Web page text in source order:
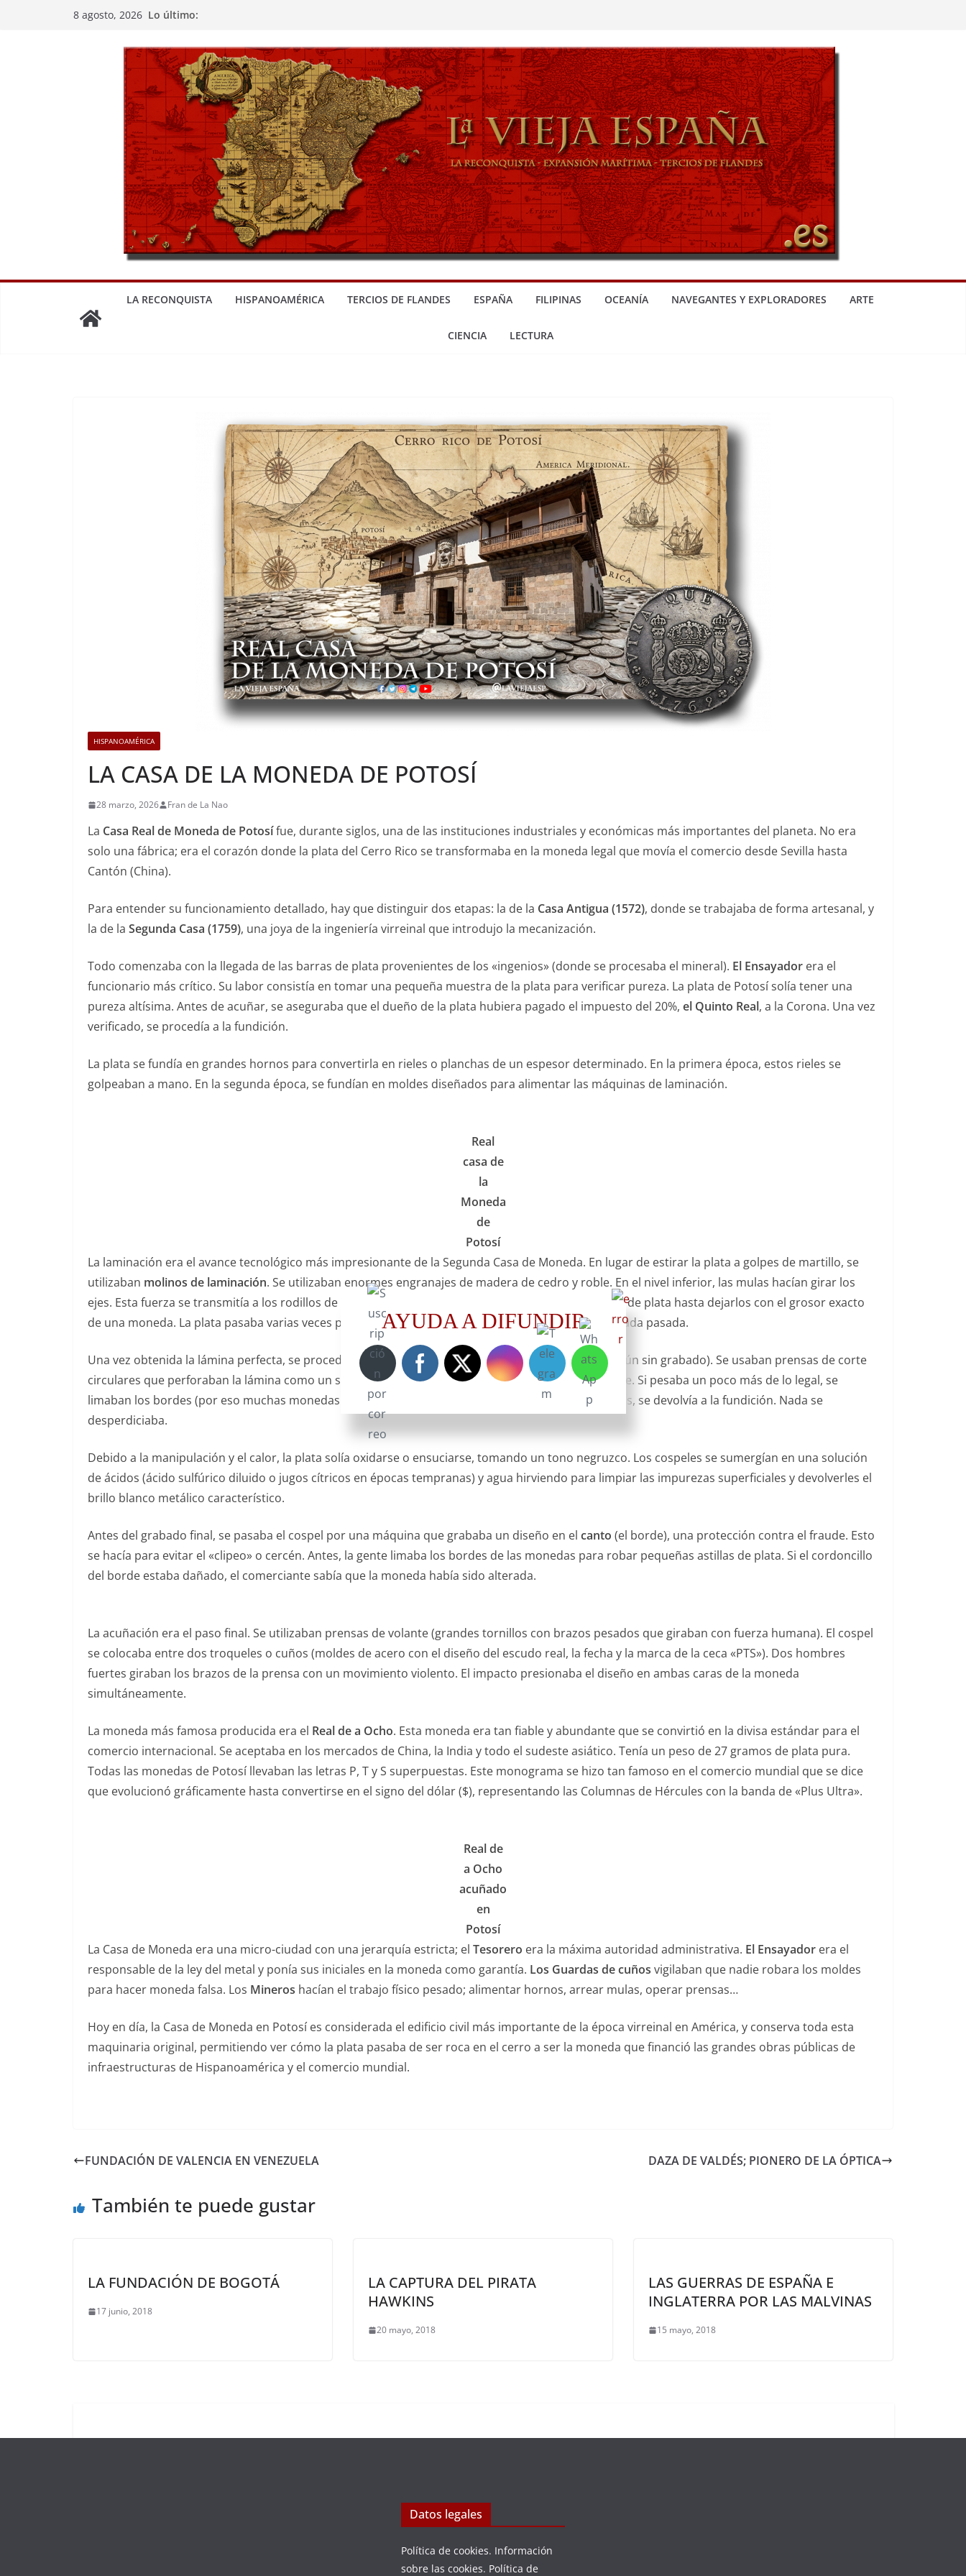
8 agosto, 2026 Lo último:
LA RECONQUISTA HISPANOAMÉRICA TERCIOS DE FLANDES ESPAÑA FILIPINAS OCEANÍA NAVEGANTES Y EXPLORADORES ARTE
CIENCIA LECTURA
HISPANOAMÉRICA
LA CASA DE LA MONEDA DE POTOSÍ
28 marzo, 2026 Fran de La Nao
La Casa Real de Moneda de Potosífue, durante siglos, una de las instituciones industriales y económicas más importantes del planeta. No era
solo una fábrica; era el corazón donde la plata del Cerro Rico se transformaba en la moneda legal que movía el comercio desde Sevilla hasta
Cantón (China).
Para entender su funcionamiento detallado, hay que distinguir dos etapas: la de la Casa Antigua (1572), donde se trabajaba de forma artesanal, y
la de la Segunda Casa (1759), una joya de la ingeniería virreinal que introdujo la mecanización.
Todo comenzaba con la llegada de las barras de plata provenientes de los «ingenios» (donde se procesaba el mineral). El Ensayador era el
funcionario más crítico. Su labor consistía en tomar una pequeña muestra de la plata para verificar pureza. La plata de Potosí solía tener una
pureza altísima. Antes de acuñar, se aseguraba que el dueño de la plata hubiera pagado el impuesto del 20%, el Quinto Real, a la Corona. Una vez
verificado, se procedía a la fundición.
La plata se fundía en grandes hornos para convertirla en rieles o planchas de un espesor determinado. En la primera época, estos rieles se
golpeaban a mano. En la segunda época, se fundían en moldes diseñados para alimentar las máquinas de laminación.
Real
casa de
la
Moneda
de
Potosí
La laminación era el avance tecnológico más impresionante de la Segunda Casa de Moneda. En lugar de estirar la plata a golpes de martillo, se
utilizaban molinos de laminación. Se utilizaban enormes engranajes de madera de cedro y roble. En el nivel inferior, las mulas hacían girar los
ejes. Esta fuerza se transmitía a los rodillos de acero en el nivel superior, que comprimían los rieles de plata hasta dejarlos con el grosor exacto
de una moneda. La plata pasaba varias veces por los rodillos, volviéndose más delgada y larga en cada pasada.
Una vez obtenida la lámina perfecta, se procedía al corte de los cospeles (los discos de metal liso, aún sin grabado). Se usaban prensas de corte
circulares que perforaban la lámina como un sacabocados. Cada cospel era pesado individualmente. Si pesaba un poco más de lo legal, se
limaban los bordes (por eso muchas monedas antiguas tienen bordes irregulares). Si pesaba menos, se devolvía a la fundición. Nada se
desperdiciaba.
Debido a la manipulación y el calor, la plata solía oxidarse o ensuciarse, tomando un tono negruzco. Los cospeles se sumergían en una solución
de ácidos (ácido sulfúrico diluido o jugos cítricos en épocas tempranas) y agua hirviendo para limpiar las impurezas superficiales y devolverles el
brillo blanco metálico característico.
Antes del grabado final, se pasaba el cospel por una máquina que grababa un diseño en el canto (el borde), una protección contra el fraude. Esto
se hacía para evitar el «clipeo» o cercén. Antes, la gente limaba los bordes de las monedas para robar pequeñas astillas de plata. Si el cordoncillo
del borde estaba dañado, el comerciante sabía que la moneda había sido alterada.
La acuñación era el paso final. Se utilizaban prensas de volante (grandes tornillos con brazos pesados que giraban con fuerza humana). El cospel
se colocaba entre dos troqueles o cuños (moldes de acero con el diseño del escudo real, la fecha y la marca de la ceca «PTS»). Dos hombres
fuertes giraban los brazos de la prensa con un movimiento violento. El impacto presionaba el diseño en ambas caras de la moneda
simultáneamente.
La moneda más famosa producida era el Real de a Ocho. Esta moneda era tan fiable y abundante que se convirtió en la divisa estándar para el
comercio internacional. Se aceptaba en los mercados de China, la India y todo el sudeste asiático. Tenía un peso de 27 gramos de plata pura.
Todas las monedas de Potosí llevaban las letras P, T y S superpuestas. Este monograma se hizo tan famoso en el comercio mundial que se dice
que evolucionó gráficamente hasta convertirse en el signo del dólar ($), representando las Columnas de Hércules con la banda de «Plus Ultra».
Real de
a Ocho
acuñado
en
Potosí
La Casa de Moneda era una micro-ciudad con una jerarquía estricta; el Tesorero era la máxima autoridad administrativa. El Ensayador era el
responsable de la ley del metal y ponía sus iniciales en la moneda como garantía. Los Guardas de cuños vigilaban que nadie robara los moldes
para hacer moneda falsa. Los Mineros hacían el trabajo físico pesado; alimentar hornos, arrear mulas, operar prensas…
Hoy en día, la Casa de Moneda en Potosí es considerada el edificio civil más importante de la época virreinal en América, y conserva toda esta
maquinaria original, permitiendo ver cómo la plata pasaba de ser roca en el cerro a ser la moneda que financió las grandes obras públicas de
infraestructuras de Hispanoamérica y el comercio mundial.
FUNDACIÓN DE VALENCIA EN VENEZUELA DAZA DE VALDÉS; PIONERO DE LA ÓPTICA
También te puede gustar
LA FUNDACIÓN DE BOGOTÁ
17 junio, 2018
LA CAPTURA DEL PIRATA
HAWKINS
20 mayo, 2018
LAS GUERRAS DE ESPAÑA E
INGLATERRA POR LAS MALVINAS
15 mayo, 2018
Datos legales
Política de cookies. Información
sobre las cookies. Política de
AYUDA A DIFUNDIR